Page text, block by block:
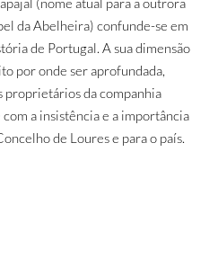
da Abelheira) confunde-se em
de Portugal. A sua dimensão
por onde ser aprofundada,
proprietários da companhia
a insistência e a importância
de Loures e para o país.